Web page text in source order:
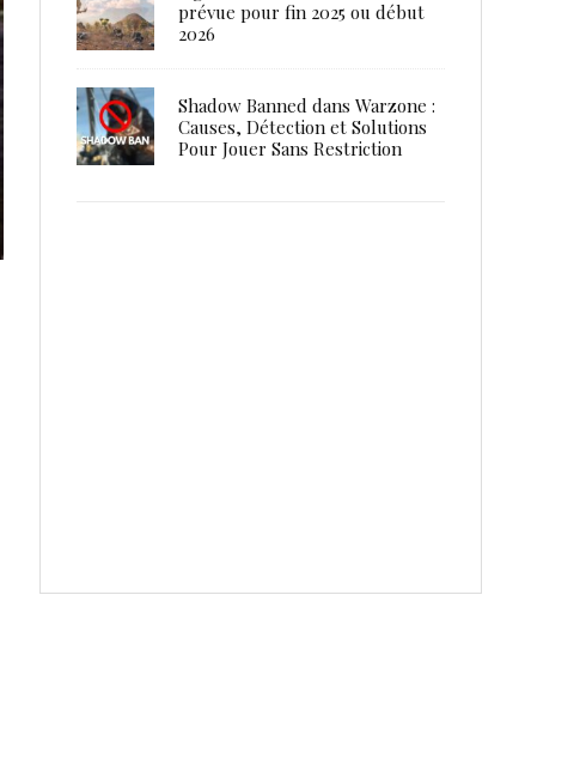
prévue pour fin 2025 ou début
2026
Shadow Banned dans Warzone :
Causes, Détection et Solutions
Pour Jouer Sans Restriction